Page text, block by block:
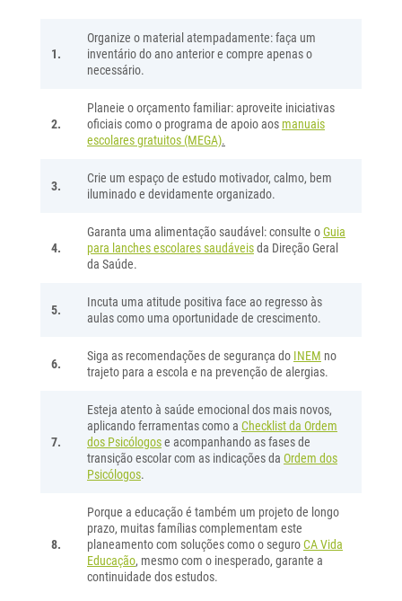
1.
Organize o material atempadamente: faça um
inventário do ano anterior e compre apenas o
necessário.
2.
Planeie o orçamento familiar: aproveite iniciativas
oficiais como o programa de apoio aos manuais
escolares gratuitos (MEGA).
3.
Crie um espaço de estudo motivador, calmo, bem
iluminado e devidamente organizado.
4.
Garanta uma alimentação saudável: consulte oGuia
para lanches escolares saudáveisda Direção Geral
da Saúde.
5.
Incuta uma atitude positiva face ao regresso às
aulas como uma oportunidade de crescimento.
6.
Siga as recomendações de segurança do INEM no
trajeto para a escola e na prevenção de alergias.
7.
Esteja atento à saúde emocional dos mais novos,
aplicando ferramentas como a Checklist da Ordem
dos Psicólogose acompanhando as fases de
transição escolar com as indicações da Ordem dos
Psicólogos.
8.
Porque a educação é também um projeto de longo
prazo, muitas famílias complementam este
planeamento com soluções como o seguroCA Vida
Educação, mesmo com o inesperado, garante a
continuidade dos estudos.